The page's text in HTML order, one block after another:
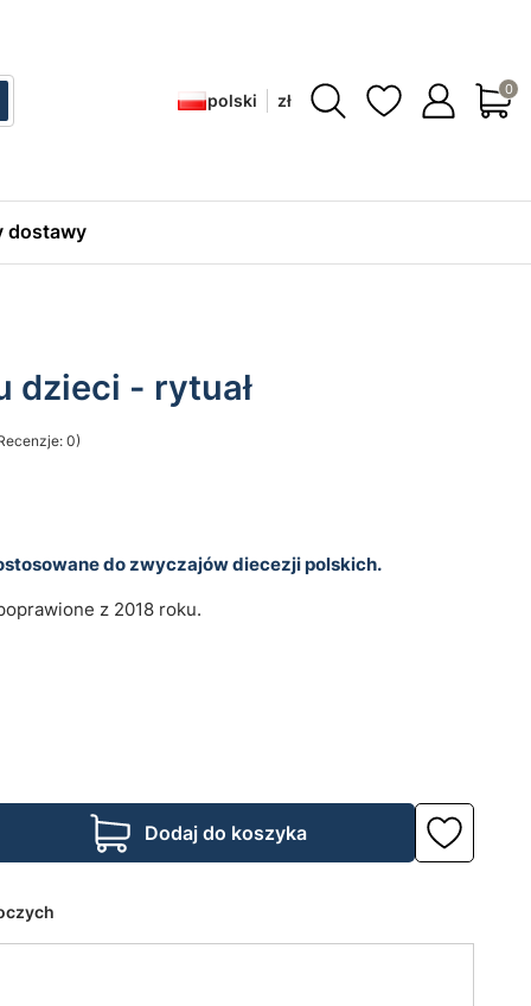
polski zł
dostawy
dzieci - rytuał
0)
Opinie
do zwyczajów diecezji polskich.
z 2018 roku.
Dodaj do koszyka